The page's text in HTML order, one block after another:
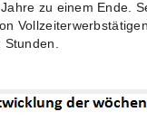
zu einem Ende.
Stunden.